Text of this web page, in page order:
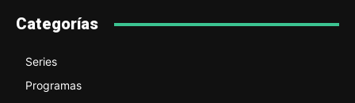
Categorías
Series
Programas